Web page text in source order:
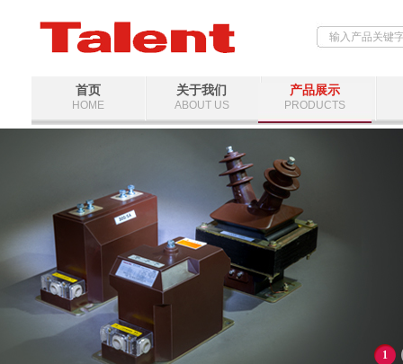
首页
HOME
关于我们
ABOUT US
产品展示
PRODUCTS
1